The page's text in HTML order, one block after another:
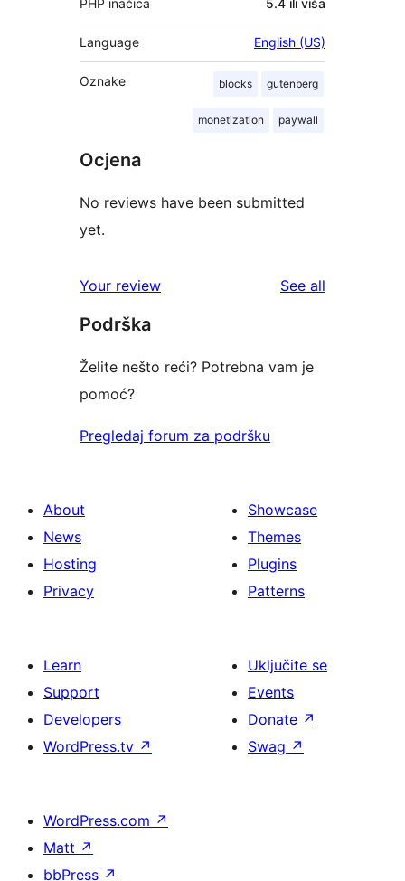
Language English (US)
Oznake blocks gutenberg
monetization paywall
Ocjena
No reviews have been submitted
yet.
Your review See all
Podrška
Želite nešto reći? Potrebna vam je
pomoć?
Pregledaj forum za podršku
About
News
Hosting
Privacy
Showcase
Themes
Plugins
Patterns
Learn
Support
Developers
WordPress.tv ↗
Uključite se
Events
Donate ↗
Swag ↗
WordPress.com ↗
Matt ↗
bbPress ↗